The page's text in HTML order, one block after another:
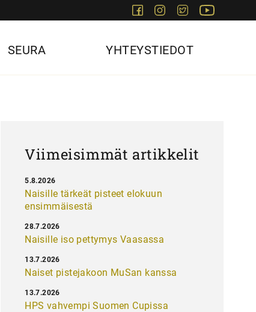
FacebookInstagram
Twitter
SEURA YHTEYSTIEDOT
Viimeisimmät artikkelit
Naisille tärkeät pisteet elokuun
ensimmäisestä
5.8.2026
Naisille iso pettymys Vaasassa
28.7.2026
Naiset pistejakoon MuSan kanssa
13.7.2026
HPS vahvempi Suomen Cupissa
13.7.2026